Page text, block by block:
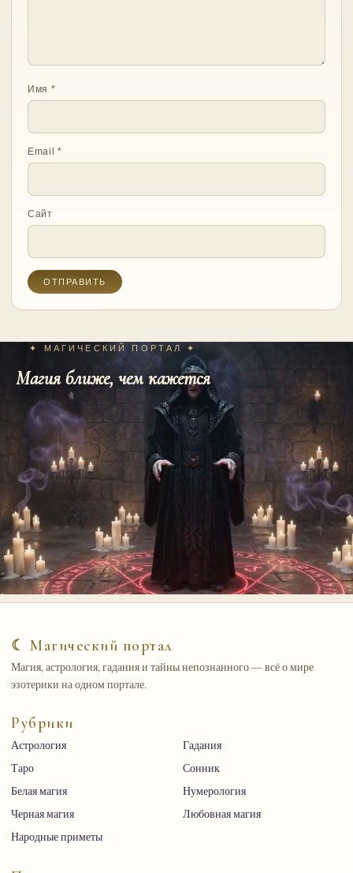
Имя *
Email*
Сайт
✦ МАГИЧЕСКИЙ ПОРТАЛ ✦
Магия ближе, чем кажется
☾ Магический портал
Магия, астрология, гадания и тайны непознанного — всё о мире
эзотерики на одном портале.
Рубрики
Астрология
Гадания
Таро
Сонник
Белая магия
Нумерология
Черная магия
Любовная магия
Народные приметы